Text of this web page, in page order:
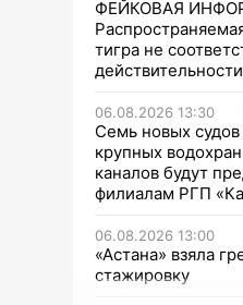
ФЕЙКОВАЯ
тигра не
действительности
06.08.2026 13:30
Семь новых судов
крупных
каналов будут
филиалам РГП
06.08.2026 13:00
«Астана» взяла
стажировку